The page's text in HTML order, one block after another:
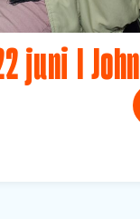
juni I John